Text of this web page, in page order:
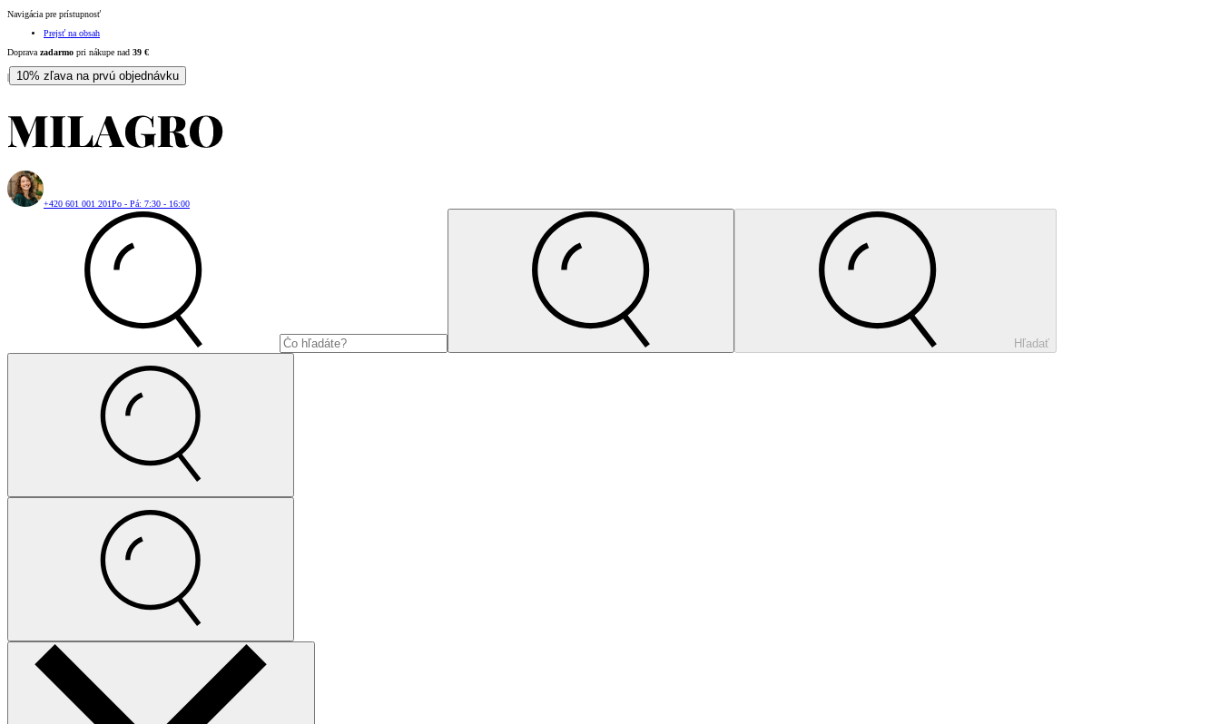
Navigácia pre prístupnosť
Prejsť na obsah
Doprava zadarmo pri nákupe nad 39 €
| 10% zľava na prvú objednávku
+420 601 001 201Po - Pá: 7:30 - 16:00
Hľadať